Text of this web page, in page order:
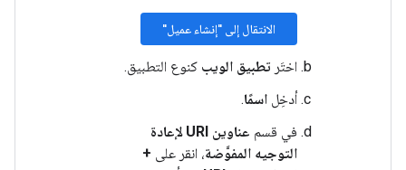
الانتقال إلى "إنشاء عميل"
اختَر تطبيق الويب كنوع التطبيق.
أدخِل اسمًا.
في قسم
عناوين URI لإعادة
التوجيه المفوَّضة، انقر على +